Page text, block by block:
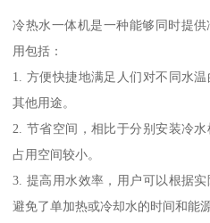
冷热水一体机是一种能够同时提
用包括：
1. 方便快捷地满足人们对不同水
其他用途。
2. 节省空间，相比于分别安装冷
占用空间较小。
3. 提高用水效率，用户可以根据
避免了单加热或冷却水的时间和能源